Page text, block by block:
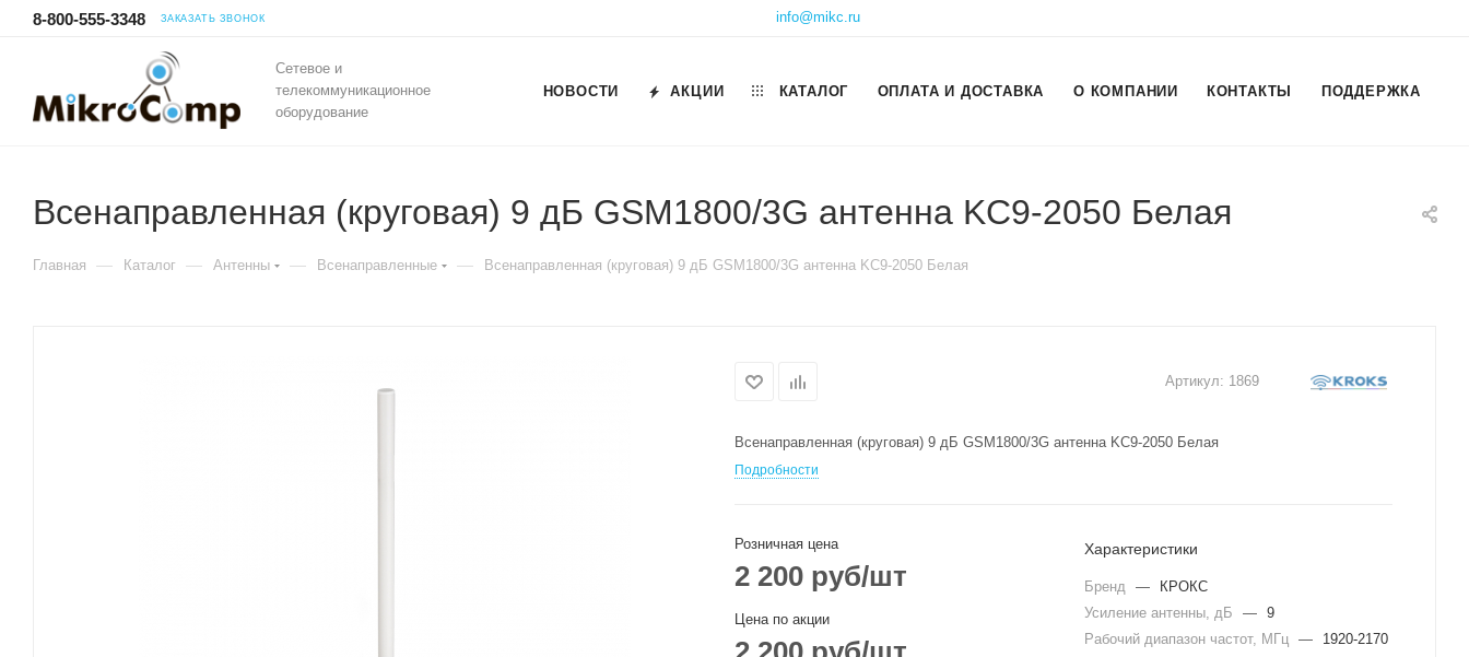
8-800-555-3348 ЗАКАЗАТЬ ЗВОНОК info@mikc.ru
Сетевое и
телекоммуникационное
оборудование
НОВОСТИ АКЦИИ КАТАЛОГ ОПЛАТА И ДОСТАВКА О КОМПАНИИ КОНТАКТЫ ПОДДЕРЖКА
Всенаправленная (круговая) 9 дБ GSM1800/3G антенна KC9-2050 Белая
Главная — Каталог — Антенны — Всенаправленные — Всенаправленная (круговая) 9 дБ GSM1800/3G антенна KC9-2050 Белая
Артикул: 1869
Всенаправленная (круговая) 9 дБ GSM1800/3G антенна KC9-2050 Белая
Подробности
Розничная цена
2 200 руб/шт
Цена по акции
Характеристики
Бренд —
КРОКС
Усиление антенны, дБ
— 9
Рабочий диапазон частот, МГц —
1920-2170